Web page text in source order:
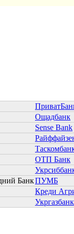
Ощадбанк
Sense Bank
ОТП Банк
ПУМБ
Креди
Укргазбанк